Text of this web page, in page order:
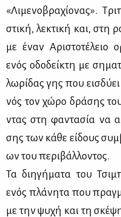
«Λι­με­νο­βρα­χί­ο­νας».
στι­κή, λε­κτι­κή και, στη
με έναν Αρι­στο­τέ­λειο
ενός οδο­δεί­κτη με
λω­ρί­δας γης που
νός τον χώ­ρο δρά­σης
ντας στη φα­ντα­σία να
σης των κά­θε εί­δους
ων του πε­ρι­βάλ­λο­ντος.
Τα δι­η­γή­μα­τα του
ενός πλά­νη­τα που
με την ψυ­χή και τη